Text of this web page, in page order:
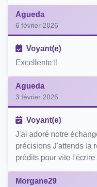
Agueda
6 février 2026
Voyant(e)
Excellente !!
Agueda
3 février 2026
Voyant(e)
J'ai adoré notre
précisions J'attends la
prédits pour vite
Morgane29